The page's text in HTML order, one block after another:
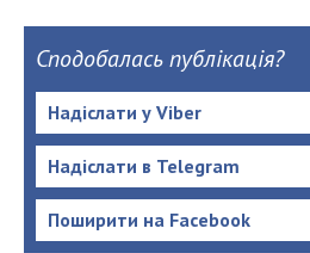
Сподобалась публікація?
Надіслати у Viber
Надіслати в Telegram
Поширити на Facebook